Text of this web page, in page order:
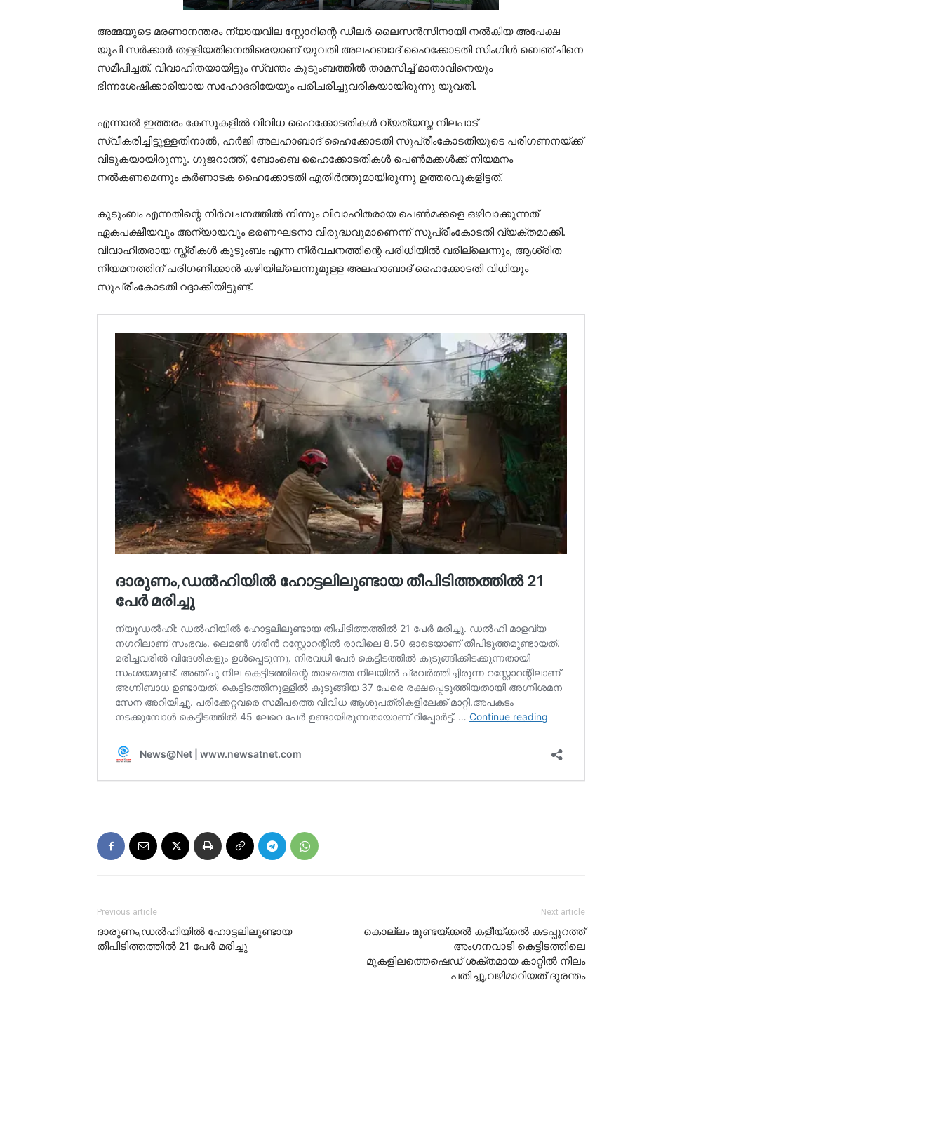
അമ്മയുടെ മരണാനന്തരം ന്യായവില സ്റ്റോറിന്റെ ഡീലര്‍ ലൈസന്‍സിനായി നല്‍കിയ അപേക്ഷ
യുപി സര്‍ക്കാര്‍ തള്ളിയതിനെതിരെയാണ് യുവതി അലഹബാദ് ഹൈക്കോടതി സിംഗിള്‍ ബെഞ്ചിനെ
സമീപിച്ചത്. വിവാഹിതയായിട്ടും സ്വന്തം കുടുംബത്തില്‍ താമസിച്ച് മാതാവിനെയും
ഭിന്നശേഷിക്കാരിയായ സഹോദരിയേയും പരിചരിച്ചുവരികയായിരുന്നു യുവതി.
എന്നാല്‍ ഇത്തരം കേസുകളില്‍ വിവിധ ഹൈക്കോടതികള്‍ വ്യത്യസ്ത നിലപാട്
സ്വീകരിച്ചിട്ടുള്ളതിനാല്‍, ഹര്‍ജി അലഹാബാദ് ഹൈക്കോടതി സുപ്രീംകോടതിയുടെ പരിഗണനയ്ക്ക്
വിടുകയായിരുന്നു. ഗുജറാത്ത്, ബോംബെ ഹൈക്കോടതികള്‍ പെണ്‍മക്കള്‍ക്ക് നിയമനം
നല്‍കണമെന്നും കര്‍ണാടക ഹൈക്കോടതി എതിര്‍ത്തുമായിരുന്നു ഉത്തരവുകളിട്ടത്.
കുടുംബം എന്നതിന്റെ നിര്‍വചനത്തില്‍ നിന്നും വിവാഹിതരായ പെണ്‍മക്കളെ ഒഴിവാക്കുന്നത്
ഏകപക്ഷീയവും അന്യായവും ഭരണഘടനാ വിരുദ്ധവുമാണെന്ന് സുപ്രീംകോടതി വ്യക്തമാക്കി.
വിവാഹിതരായ സ്ത്രീകള്‍ കുടുംബം എന്ന നിര്‍വചനത്തിന്റെ പരിധിയില്‍ വരില്ലെന്നും, ആശ്രിത
നിയമനത്തിന് പരിഗണിക്കാന്‍ കഴിയില്ലെന്നുമുള്ള അലഹാബാദ് ഹൈക്കോടതി വിധിയും
സുപ്രീംകോടതി റദ്ദാക്കിയിട്ടുണ്ട്.
Previous article
ദാരുണം,ഡല്‍ഹിയില്‍ ഹോട്ടലിലുണ്ടായ
തീപിടിത്തത്തില്‍ 21 പേര്‍ മരിച്ചു
Next article
കൊല്ലം മുണ്ടയ്ക്കൽ കളീയ്ക്കൽ കടപ്പുറത്ത്
അംഗനവാടി കെട്ടിടത്തിലെ
മുകളിലത്തെഷെഡ് ശക്തമായ കാറ്റിൽ നിലം
പതിച്ചു,വഴിമാറിയത് ദുരന്തം